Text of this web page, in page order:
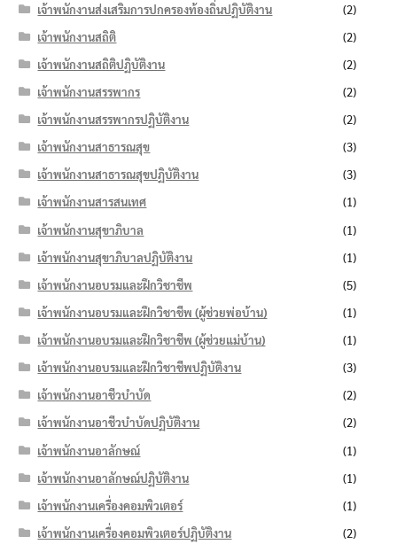
เจ้าพนักงานส่งเสริมการปกครองท้องถิ่นปฏิบัติงาน
(2)
เจ้าพนักงานสถิติ
(2)
เจ้าพนักงานสถิติปฏิบัติงาน
(2)
เจ้าพนักงานสรรพากร
(2)
เจ้าพนักงานสรรพากรปฏิบัติงาน
(2)
เจ้าพนักงานสาธารณสุข
(3)
เจ้าพนักงานสาธารณสุขปฏิบัติงาน
(3)
เจ้าพนักงานสารสนเทศ
(1)
เจ้าพนักงานสุขาภิบาล
(1)
เจ้าพนักงานสุขาภิบาลปฏิบัติงาน
(1)
เจ้าพนักงานอบรมและฝึกวิชาชีพ
(5)
เจ้าพนักงานอบรมและฝึกวิชาชีพ (ผู้ช่วยพ่อบ้าน)
(1)
เจ้าพนักงานอบรมและฝึกวิชาชีพ (ผู้ช่วยแม่บ้าน)
(1)
เจ้าพนักงานอบรมและฝึกวิชาชีพปฏิบัติงาน
(3)
เจ้าพนักงานอาชีวบำบัด
(2)
เจ้าพนักงานอาชีวบำบัดปฏิบัติงาน
(2)
เจ้าพนักงานอาลักษณ์
(1)
เจ้าพนักงานอาลักษณ์ปฏิบัติงาน
(1)
เจ้าพนักงานเครื่องคอมพิวเตอร์
(1)
เจ้าพนักงานเครื่องคอมพิวเตอร์ปฏิบัติงาน
(2)